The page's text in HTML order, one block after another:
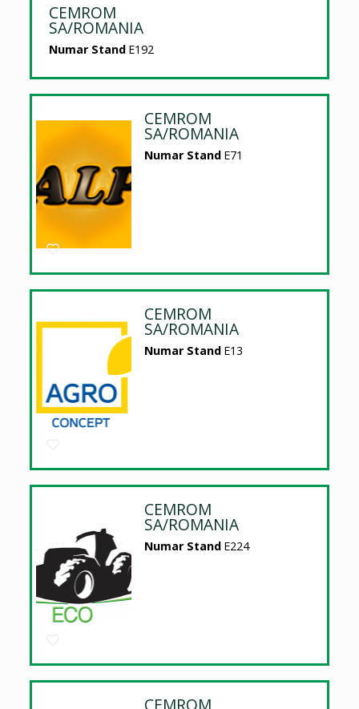
CEMROM
SA/ROMANIA
Numar Stand E192
CEMROM
SA/ROMANIA
Numar Stand E71
CEMROM
SA/ROMANIA
Numar Stand E13
CEMROM
SA/ROMANIA
Numar Stand E224
CEMROM